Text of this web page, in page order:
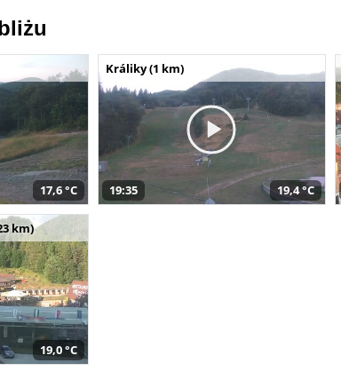
17,6 °C
Králiky (1 km)
19:35 19,4 °C
km)
19,0 °C